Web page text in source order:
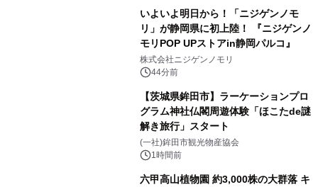
いよいよ明日から！「ニジゲンノモ
リ」が静岡県に初上陸！ 『ニジゲンノ
モリPOP UPストアin静岡パルコ』
株式会社ニジゲンノモリ
44分前
【茨城県鉾田市】ラーケーションプロ
グラム神社仏閣周遊体験「ほこたde謎
解き旅行」スタート
(一社)鉾田市観光物産協会
1時間前
六甲高山植物園 約3,000株の大群落 キ